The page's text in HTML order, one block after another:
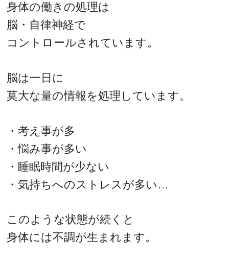
身体の働きの処理は
脳・自律神経で
コントロールされています。
脳は一日に
莫大な量の情報を処理しています。
・考え事が多
・悩み事が多い
・睡眠時間が少ない
・気持ちへのストレスが多い…
このような状態が続くと
身体には不調が生まれます。